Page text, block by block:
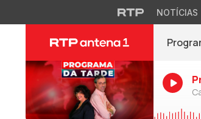
NOTÍCIAS